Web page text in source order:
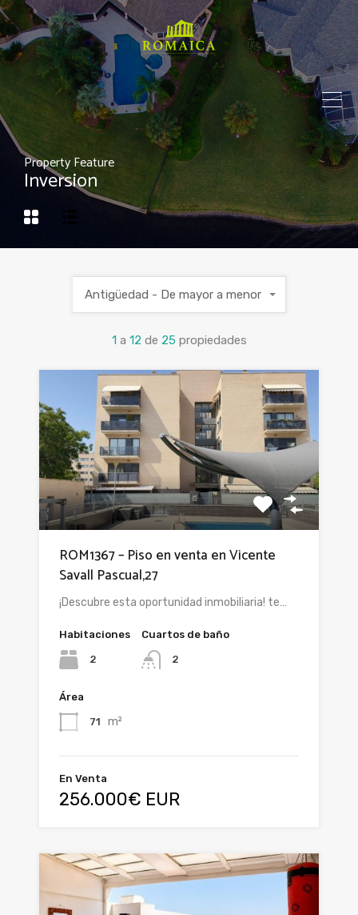
Property Feature
Inversion
1 a 12 de 25 propiedades
Antigüedad - De mayor a menor
ROM1367 – Piso en venta en Vicente
Savall Pascual,27
¡Descubre esta oportunidad inmobiliaria! te…
Habitaciones
2
Cuartos de baño
2
Área
71 m²
En Venta
256.000€ EUR